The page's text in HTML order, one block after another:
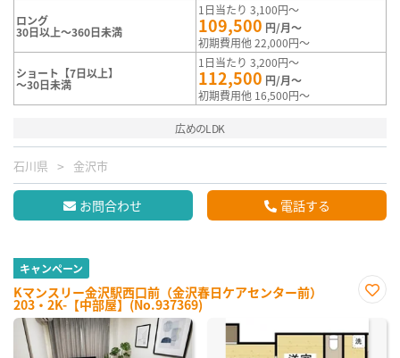
ロング
30日以上～360日未満
1日当たり 3,100円～
109,500 円/月～
初期費用他 22,000円～
ショート【7日以上】
～30日未満
1日当たり 3,200円～
112,500 円/月～
初期費用他 16,500円～
広めのLDK
石川県 金沢市
お問合わせ 電話する
キャンペーン
Kマンスリー金沢駅西口前（金沢春日ケアセンター前）
203・2K-【中部屋】(No.937369)
に入
り登
録